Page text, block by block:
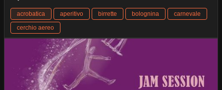
acrobatica aperitivo birrette bolognina
carnevale
cerchio aereo